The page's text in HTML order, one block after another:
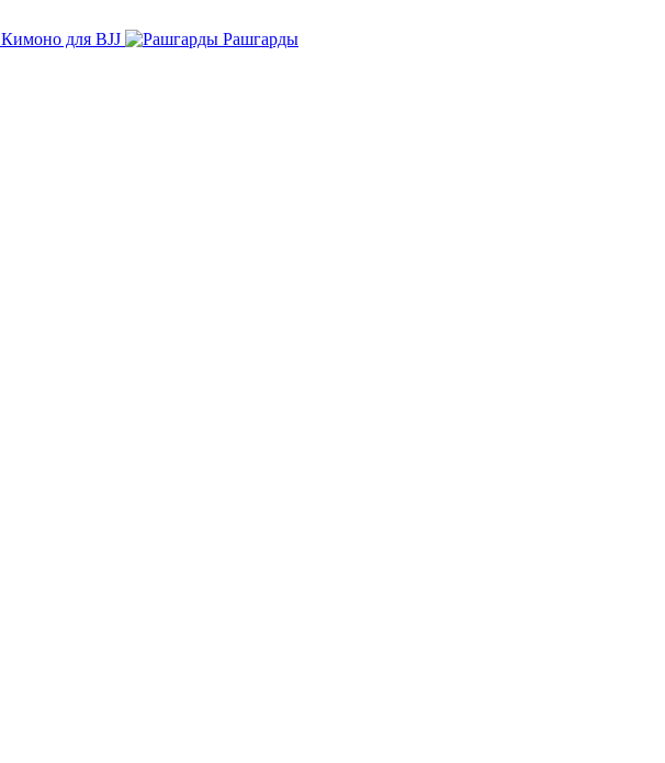
Кимоно для BJJ
Рашгарды